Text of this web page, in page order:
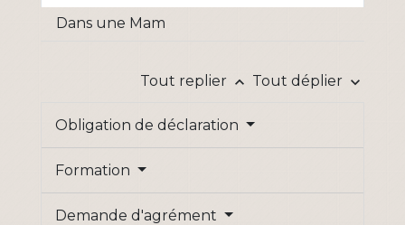
Dans une Mam
Tout replier keyboard_arrow_up Tout déplier keyboard_arrow_down
Obligation de déclaration
Formation
Demande d'agrément